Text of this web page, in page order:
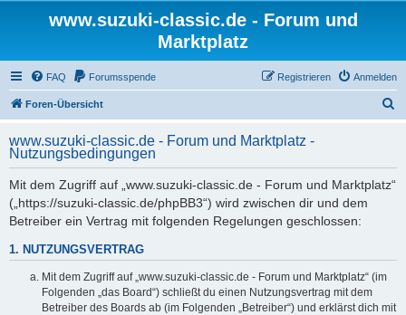
www.suzuki-classic.de - Forum und
Marktplatz
FAQ Forumsspende Anmelden
Registrieren
Foren-Übersicht
h
www.suzuki-classic.de - Forum und Marktplatz -
Nutzungsbedingungen
Mit dem Zugriff auf „www.suzuki-classic.de - Forum und Marktplatz“
(„https://suzuki-classic.de/phpBB3“) wird zwischen dir und dem
Betreiber ein Vertrag mit folgenden Regelungen geschlossen:
1. NUTZUNGSVERTRAG
Mit dem Zugriff auf „www.suzuki-classic.de - Forum und Marktplatz“ (im
Folgenden „das Board“) schließt du einen Nutzungsvertrag mit dem
Betreiber des Boards ab (im Folgenden „Betreiber“) und erklärst dich mit